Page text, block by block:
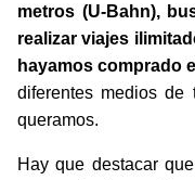
metros (U-Bahn),
realizar viajes
hayamos comprado
diferentes medios de
queramos.
Hay que destacar